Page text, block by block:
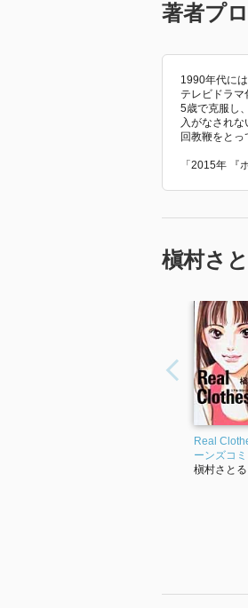
著者プ
1990年代に
テレビドラ
5歳で克服し
入がなされ
回教鞭をとっ
「2015年 『
槇村さ
Real
ーンズコ
槇村さとる